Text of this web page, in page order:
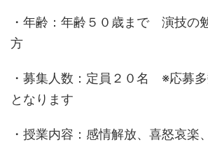
・年齢：年齢５０歳まで 演技の
方
・募集人数：定員２０名 ※応募
となります
・授業内容：感情解放、喜怒哀楽